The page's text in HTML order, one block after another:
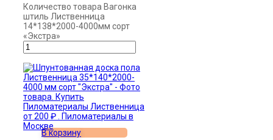
Количество товара Вагонка
штиль Лиственница
14*138*2000-4000мм сорт
«Экстра»
В корзину